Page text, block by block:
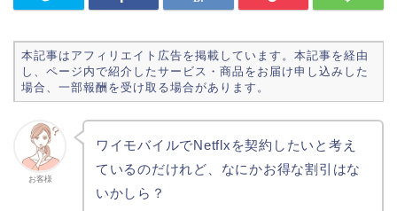
本記事はアフィリエイト広告を掲載しています。本記事を経由
し、ページ内で紹介したサービス・商品をお届け申し込みした
場合、一部報酬を受け取る場合があります。
お客様
ワイモバイルでNetflxを契約したいと考え
ているのだけれど、なにかお得な割引はな
いかしら？